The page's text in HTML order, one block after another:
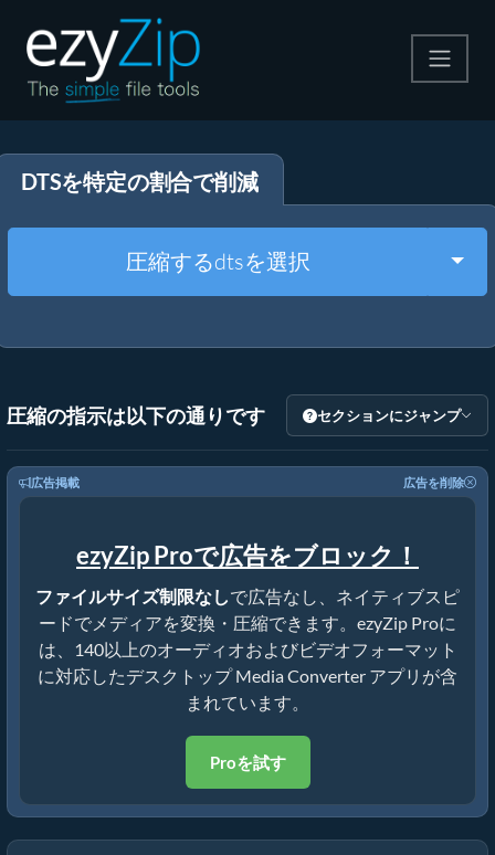
解凍する
その他のツール
DTSを特定の割合で削減
圧縮するdtsを選択
圧縮の指示は以下の通りです セクションにジャンプ
広告掲載 広告を削除
ezyZip Proで広告をブロック！
ファイルサイズ制限なしで広告なし、ネイティブスピ
ードでメディアを変換・圧縮できます。ezyZip Proに
は、140以上のオーディオおよびビデオフォーマット
に対応したデスクトップ Media Converter アプリが含
まれています。
Proを試す